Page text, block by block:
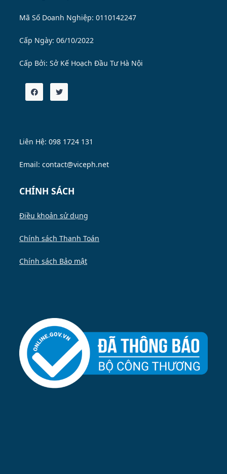
Mã Số Doanh Nghiệp: 0110142247
Cấp Ngày: 06/10/2022
Cấp Bởi: Sở Kế Hoạch Đầu Tư Hà Nội
Liên Hệ: 098 1724 131
Email: contact@viceph.net
CHÍNH SÁCH
Điều khoản sử dụng
Chính sách Thanh Toán
Chính sách Bảo mật